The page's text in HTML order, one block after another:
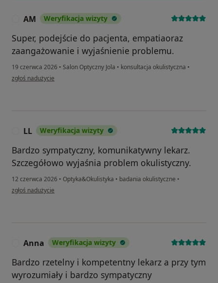
AM Weryfikacja wizyty
Super, podejście do pacjenta, empatiaoraz
zaangażowanie i wyjaśnienie problemu.
19 czerwca 2026 • Salon Optyczny Jola • konsultacja okulistyczna •
w opinii użytkownika AM
zgłoś nadużycie
LL Weryfikacja wizyty
Bardzo sympatyczny, komunikatywny lekarz.
Szczegółowo wyjaśnia problem okulistyczny.
12 czerwca 2026 • Optyka&Okulistyka • badania okulistyczne •
w opinii użytkownika LL
zgłoś nadużycie
Anna Weryfikacja wizyty
Bardzo rzetelny i kompetentny lekarz a przy tym
wyrozumiały i bardzo sympatyczny